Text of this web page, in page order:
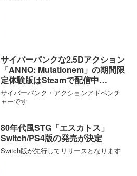
サイバーパンクな2.5Dアクション
「ANNO: Mutationem」の期間限
定体験版はSteamで配信中
【12/14まで】
サイバーパンク・アクションアドベンチ
ャーです
80年代風STG「エスカトス」
Switch/PS4版の発売が決定
Switch版が先行してリリースとなります